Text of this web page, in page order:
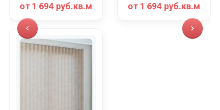
от 1 694 руб.кв.м от 1 694 руб.кв.м